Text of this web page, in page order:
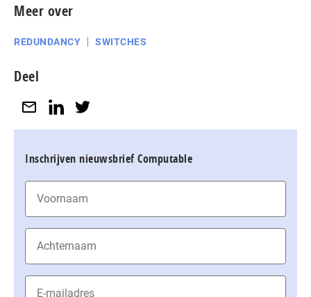
Meer over
REDUNDANCY SWITCHES
Deel
Inschrijven nieuwsbrief Computable